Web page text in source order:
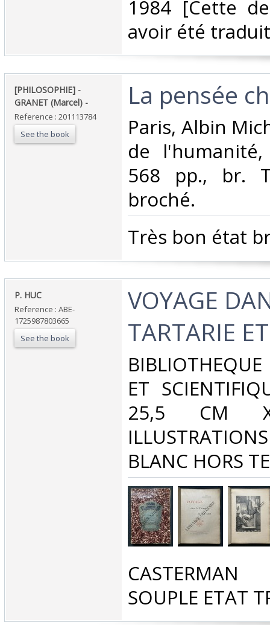
1984 [Cette
avoir été
‎[PHILOSOPHIE] -
GRANET (Marcel) - ‎
Reference : 201113784
See the book
‎La pensée
‎Paris, Albin
de
568 pp., br.
broché.‎
‎Très bon état
‎P. HUC‎
Reference : ABE-
1725987803665
See the book
‎VOYAGE
TARTARIE
ET
25,5 CM
BLANC HORS
‎CASTERMAN
SOUPLE ETAT